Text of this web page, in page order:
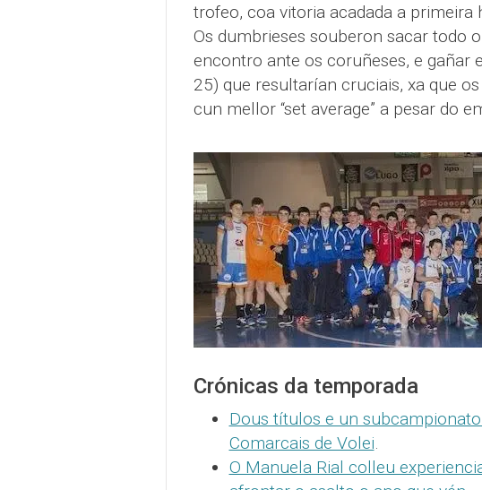
trofeo, coa vitoria acadada a
Os dumbrieses souberon sacar todo
encontro ante os coruñeses, e
25) que resultarían cruciais, xa que
cun mellor “set average” a pesar do
Crónicas da temporada
Dous títulos e un
Comarcais de Volei.
O Manuela Rial colleu